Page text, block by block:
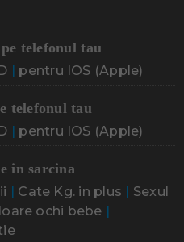
telefonul tau
| pentru IOS (Apple)
telefonul tau
| pentru IOS (Apple)
in sarcina
| Cate Kg. in plus | Sexul
ochi bebe |